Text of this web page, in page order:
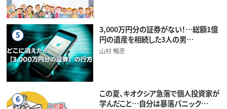
5
3,000万円分の証券がない！…総額1億
円の遺産を相続した3人の男…
山村 暢彦
6
この夏、キオクシア急落で個人投資家が
学んだこと…自分は暴落パニック…